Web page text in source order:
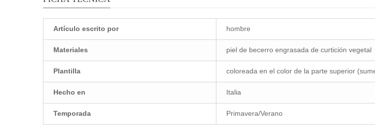
Artículo escrito por hombre
Materiales piel de becerro engrasada de curtición vegetal
Plantilla coloreada en el color de la parte superior
Hecho en Italia
Temporada Primavera/Verano